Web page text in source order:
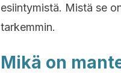
esiintymistä. Mistä se
tarkemmin.
Mikä on